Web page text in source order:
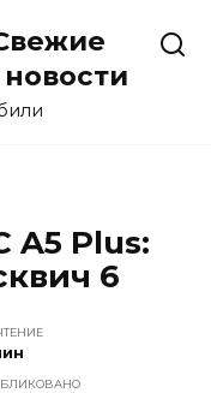
A5 Plus:
6